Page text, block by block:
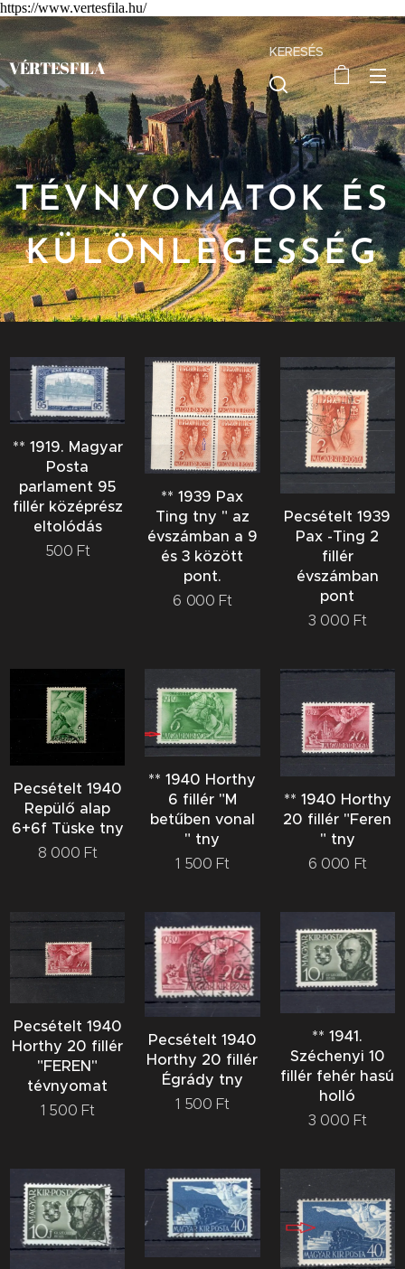
https://www.vertesfila.hu/
VÉRTESFILA
KERESÉS
TÉVNYOMATOK ÉS
KÜLÖNLEGESSÉG
** 1919. Magyar
Posta
parlament 95
fillér középrész
eltolódás
500 Ft
** 1939 Pax
Ting tny " az
évszámban a 9
és 3 között
pont.
6 000 Ft
Pecsételt 1939
Pax -Ting 2
fillér
évszámban
pont
3 000 Ft
Pecsételt 1940
Repülő alap
6+6f Tüske tny
8 000 Ft
** 1940 Horthy
6 fillér "M
betűben vonal
" tny
1 500 Ft
** 1940 Horthy
20 fillér "Feren
" tny
6 000 Ft
Pecsételt 1940
Horthy 20 fillér
"FEREN"
tévnyomat
1 500 Ft
Pecsételt 1940
Horthy 20 fillér
Égrády tny
1 500 Ft
** 1941.
Széchenyi 10
fillér fehér hasú
holló
3 000 Ft